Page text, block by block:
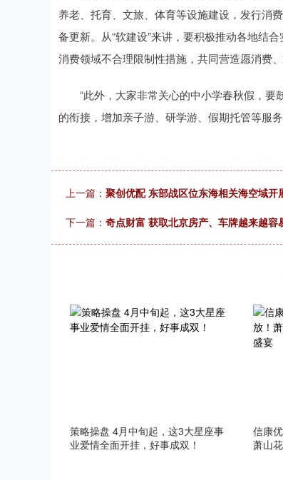
养老、托育、文旅、体育等设施建设，发行消
备更新。从“软建设”来讲，要积极推动各地结
消费领域不合理限制性措施，共同营造愿消费
“此外，大家非常关心的中小学春秋假，要
的衔接，增加亲子游、研学游、假期托管等服
上一篇： 聚创优配 东部战区位东海相关海空域开
下一篇： 奇点财富 获取北京房产、车牌越来越容
策略操盘 4月中旬起，这3大星座事
业爱情全面开挂，好事成双！
信康
萧山